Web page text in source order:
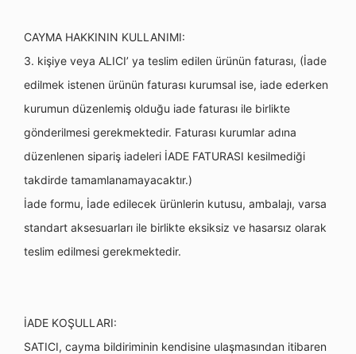
CAYMA HAKKININ KULLANIMI:
3. kişiye veya ALICI’ ya teslim edilen ürünün faturası, (İade
edilmek istenen ürünün faturası kurumsal ise, iade ederken
kurumun düzenlemiş olduğu iade faturası ile birlikte
gönderilmesi gerekmektedir. Faturası kurumlar adına
düzenlenen sipariş iadeleri İADE FATURASI kesilmediği
takdirde tamamlanamayacaktır.)
İade formu, İade edilecek ürünlerin kutusu, ambalajı, varsa
standart aksesuarları ile birlikte eksiksiz ve hasarsız olarak
teslim edilmesi gerekmektedir.
İADE KOŞULLARI:
SATICI, cayma bildiriminin kendisine ulaşmasından itibaren